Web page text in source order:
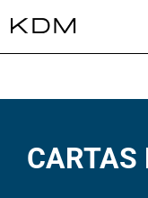
03
Cotas
CARTAS